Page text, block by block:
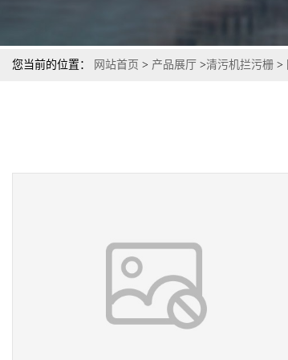
您当前的位置： 网站首页 > 产品展厅 >清污机拦污栅 >